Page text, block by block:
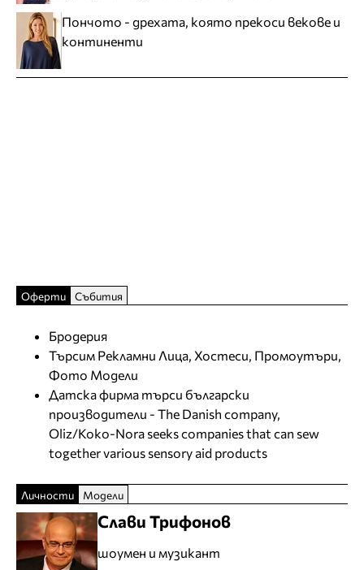
Пончото - дрехата, която прекоси векове и
континенти
Оферти Събития
Бродерия
Търсим Рекламни Лица, Хостеси, Промоутъри,
Фото Модели
Датска фирма търси български
производители - The Danish company,
Oliz/Koko-Nora seeks companies that can sew
together various sensory aid products
Личности Модели
Слави Трифонов
шоумен и музикант